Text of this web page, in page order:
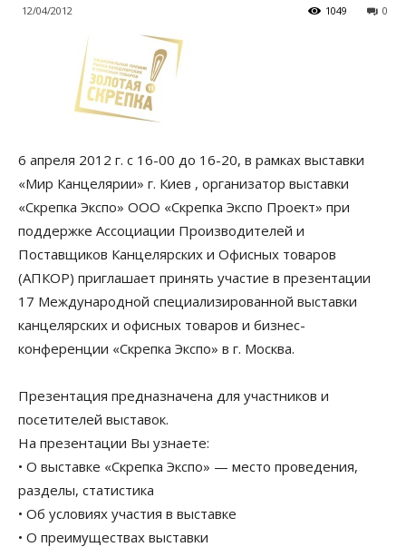
12/04/2012 0
1049
6 апреля 2012 г. с 16-00 до 16-20, в рамках выставки
«Мир Канцелярии» г. Киев , организатор выставки
«Скрепка Экспо» ООО «Скрепка Экспо Проект» при
поддержке Ассоциации Производителей и
Поставщиков Канцелярских и Офисных товаров
(АПКОР) приглашает принять участие в презентации
17 Международной специализированной выставки
канцелярских и офисных товаров и бизнес-
конференции «Скрепка Экспо» в г. Москва.
Презентация предназначена для участников и
посетителей выставок.
На презентации Вы узнаете:
• О выставке «Скрепка Экспо» — место проведения,
разделы, статистика
• Об условиях участия в выставке
• О преимуществах выставки